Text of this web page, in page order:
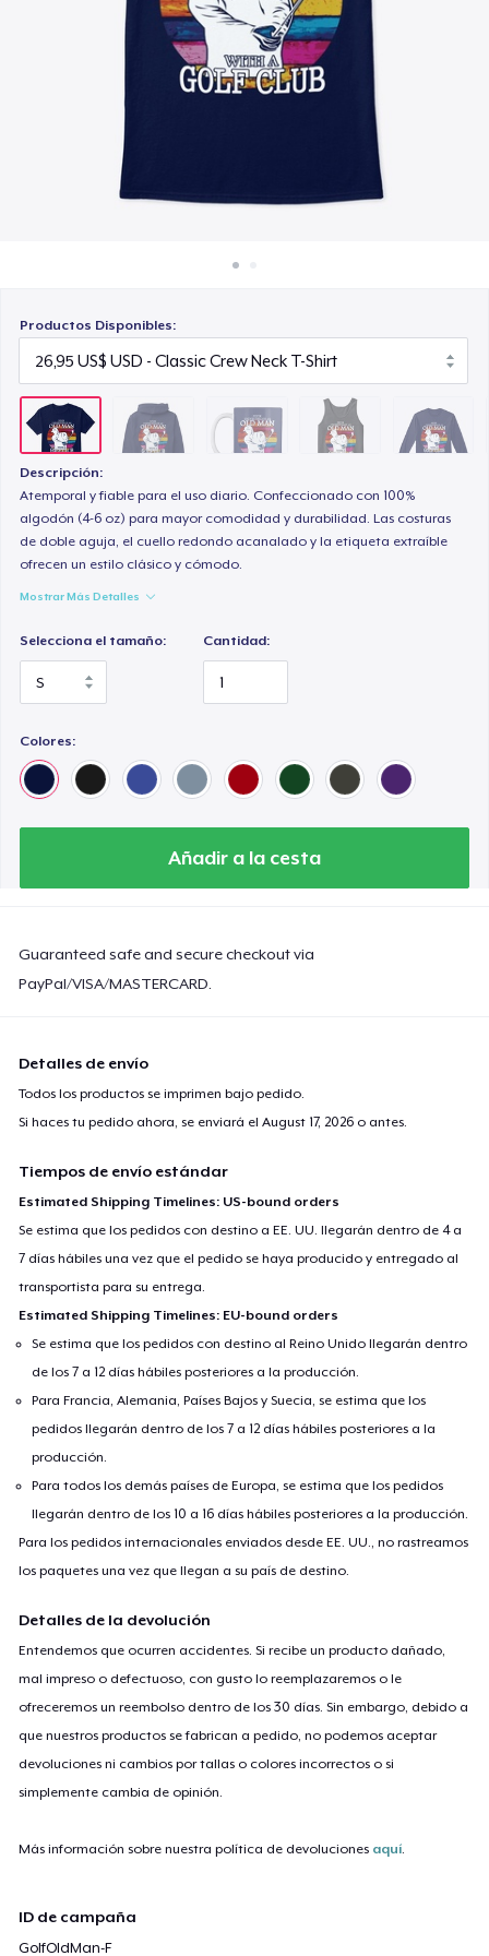
Venda en todas partes
Productos Disponibles:
Descripción:
Atemporal y fiable para el uso diario. Confeccionado con 100%
algodón (4-6 oz) para mayor comodidad y durabilidad. Las costuras
de doble aguja, el cuello redondo acanalado y la etiqueta extraíble
ofrecen un estilo clásico y cómodo.
Mostrar Más Detalles
Selecciona el tamaño: Cantidad:
Colores:
Añadir a la cesta
Guaranteed safe and secure checkout via
PayPal/VISA/MASTERCARD.
Detalles de envío
Todos los productos se imprimen bajo pedido.
Si haces tu pedido ahora, se enviará elAugust 17, 2026 o antes.
Tiempos de envío estándar
Estimated Shipping Timelines: US-bound orders
Se estima que los pedidos con destino a EE. UU. llegarán dentro de 4 a
7 días hábiles una vez que el pedido se haya producido y entregado al
transportista para su entrega.
Estimated Shipping Timelines: EU-bound orders
Se estima que los pedidos con destino al Reino Unido llegarán dentro
de los 7 a 12 días hábiles posteriores a la producción.
Para Francia, Alemania, Países Bajos y Suecia, se estima que los
pedidos llegarán dentro de los 7 a 12 días hábiles posteriores a la
producción.
Para todos los demás países de Europa, se estima que los pedidos
llegarán dentro de los 10 a 16 días hábiles posteriores a la producción.
Para los pedidos internacionales enviados desde EE. UU., no rastreamos
los paquetes una vez que llegan a su país de destino.
Detalles de la devolución
Entendemos que ocurren accidentes. Si recibe un producto dañado,
mal impreso o defectuoso, con gusto lo reemplazaremos o le
ofreceremos un reembolso dentro de los 30 días. Sin embargo, debido a
que nuestros productos se fabrican a pedido, no podemos aceptar
devoluciones ni cambios por tallas o colores incorrectos o si
simplemente cambia de opinión.
Más información sobre nuestra política de devoluciones aquí.
ID de campaña
GolfOldMan-F
19,95 US$
Classic Tank Top
29,95 US$
Classic Long Sleeve Tee
32,95 US$